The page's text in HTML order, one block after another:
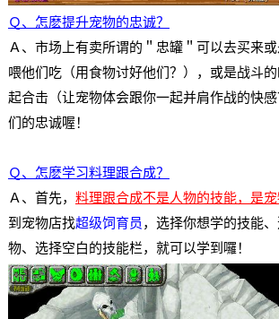
Ｑ、怎麽提升宠物的忠诚？
Ａ、市场上有卖所谓的＂忠罐＂可以去买来
喂他们吃（用食物讨好他们？），或是战斗
起合击（让宠物体会跟你一起并肩作战的快
们的忠诚喔！
Ｑ、怎麽学习料理跟合成？
Ａ、首先， 料理跟合成不是人物的技能，是宠
到宠物店找超级饲育员，选择你想学的技能
物、选择空白的技能栏，就可以学到囉！